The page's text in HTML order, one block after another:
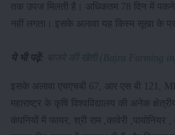
तक उपज मिलती है। अधिकतम 78 दिन में पकने
नहीं लगता। इसके अलावा यह किस्म सूखा के
ये भी पढ़ें: बाजरे की खेती (Bajra Farming
इसके अलावा एचएचबी 67, आर एस बी 121,
महाराष्ट्र के कृषि विश्वविद्यालय की अनेक
कंपनियों में फायर, श्री राम ,कावेरी